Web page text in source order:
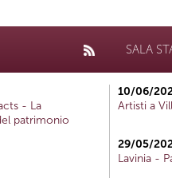
- La
patrimonio
SALA
10/06/
Artisti a
29/05/
Lavinia -